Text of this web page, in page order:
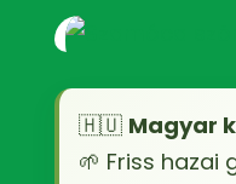
🇭🇺 Magyar
🌱 Friss hazai